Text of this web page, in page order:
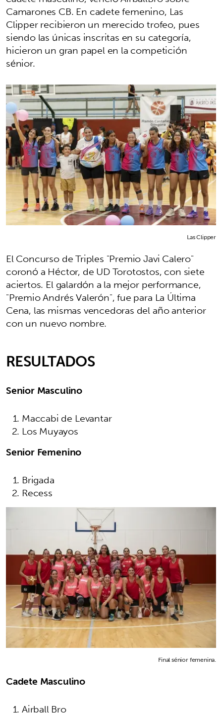
Camarones CB. En cadete femenino, Las
Clipper recibieron un merecido trofeo, pues
siendo las únicas inscritas en su categoría,
hicieron un gran papel en la competición
sénior.
Las Clipper
El Concurso de Triples "Premio Javi Calero"
coronó a Héctor, de UD Torotostos, con siete
aciertos. El galardón a la mejor performance,
"Premio Andrés Valerón", fue para La Última
Cena, las mismas vencedoras del año anterior
con un nuevo nombre.
RESULTADOS
Senior Masculino
Maccabi de Levantar
Los Muyayos
Senior Femenino
Brigada
Recess
Final sénior femenina.
Cadete Masculino
Airball Bro